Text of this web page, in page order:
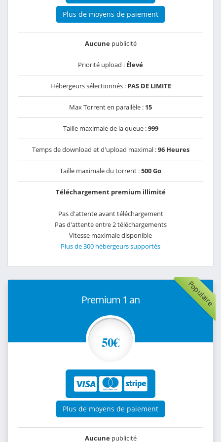
Plus de moyens de paiement
Aucunepublicité
Priorité upload : Élevé
Hébergeurs sélectionnés : PAS DE LIMITE
Max Torrent en parallèle : 15
Taille maximale de la queue :999
Temps de download et d'upload maximal :96 Heures
Taille maximale du torrent :500 Go
Téléchargement premium illimité
Pas d'attente avant téléchargement
Pas d'attente entre 2 téléchargements
Vitesse maximale disponible
Plus de 300 hébergeurs supportés
Populaire
Premium 1 an
50€
Plus de moyens de paiement
Aucunepublicité